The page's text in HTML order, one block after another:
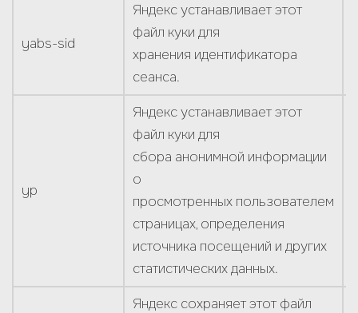
yabs-sid
Яндекс устанавливает этот
файл куки для
хранения идентификатора
сеанса.
yp
Яндекс устанавливает этот
файл куки для
сбора анонимной информации
о
просмотренных пользователем
страницах, определения
источника посещений и других
статистических данных.
Яндекс сохраняет этот файл